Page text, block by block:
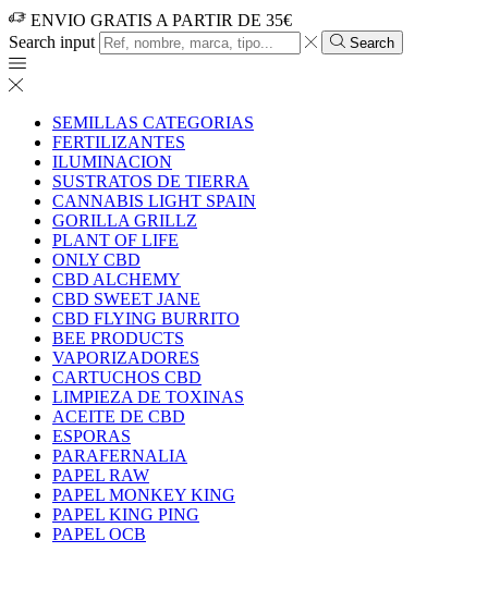
ENVIO GRATIS A PARTIR DE 35€
Search input
Search
SEMILLAS CATEGORIAS
FERTILIZANTES
ILUMINACION
SUSTRATOS DE TIERRA
CANNABIS LIGHT SPAIN
GORILLA GRILLZ
PLANT OF LIFE
ONLY CBD
CBD ALCHEMY
CBD SWEET JANE
CBD FLYING BURRITO
BEE PRODUCTS
VAPORIZADORES
CARTUCHOS CBD
LIMPIEZA DE TOXINAS
ACEITE DE CBD
ESPORAS
PARAFERNALIA
PAPEL RAW
PAPEL MONKEY KING
PAPEL KING PING
PAPEL OCB